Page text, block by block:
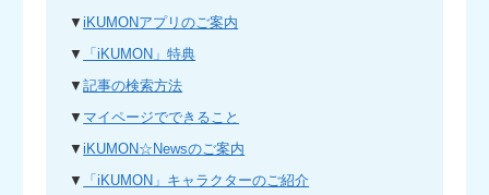
▼iKUMONアプリのご案内
▼
「iKUMON」特典
▼記事の検索方法
▼ マイページでできること
▼iKUMON☆Newsのご案内
▼
「iKUMON」キャラクターのご紹介